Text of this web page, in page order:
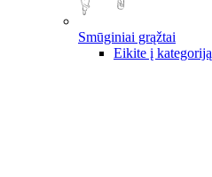
Smūginiai grąžtai
Eikite į kategoriją